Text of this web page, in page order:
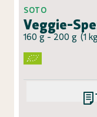
SOTO
Veggie-
160 g - 200 g (1